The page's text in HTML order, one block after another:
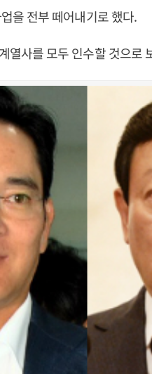
을 전부 떼어내기로 했다.
열사를 모두 인수할 것으로